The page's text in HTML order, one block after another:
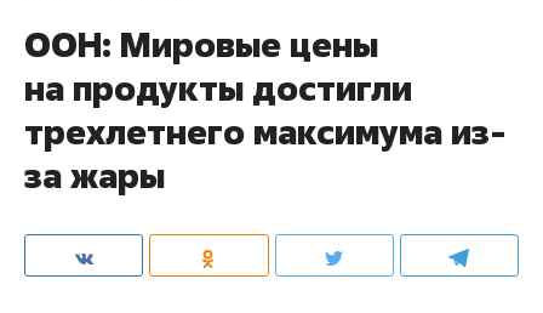
ООН: Мировые цены
на продукты достигли
трехлетнего максимума из-
за жары